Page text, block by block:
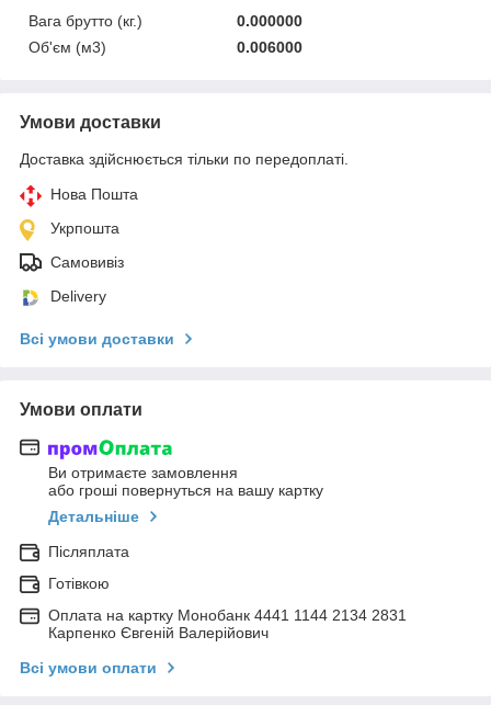
Вага брутто (кг.)
0.000000
Об'єм (м3)
0.006000
Умови доставки
Доставка здійснюється тільки по передоплаті.
Нова Пошта
Укрпошта
Самовивіз
Delivery
Всі умови доставки
Умови оплати
Ви отримаєте замовлення
або гроші повернуться на вашу картку
Детальніше
Післяплата
Готівкою
Оплата на картку Монобанк 4441 1144 2134 2831
Карпенко Євгеній Валерійович
Всі умови оплати